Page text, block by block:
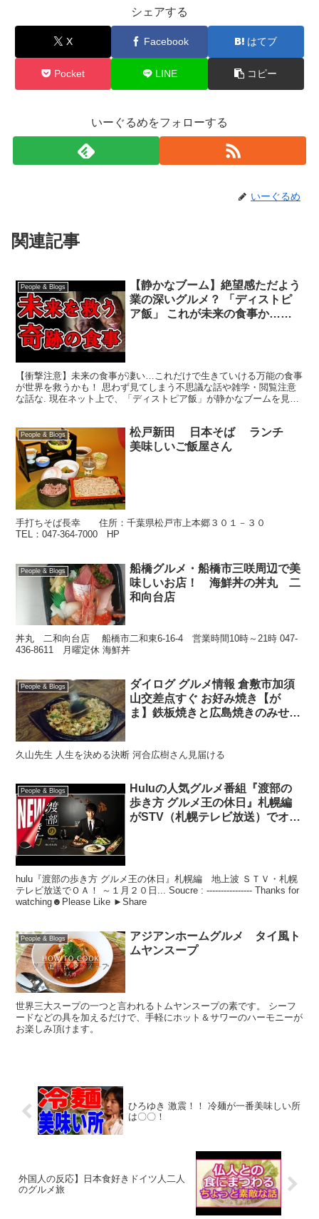
シェアする
X Facebook はてブ
Pocket LINE コピー
いーぐるめをフォローする
いーぐるめ
関連記事
People & Blogs
【静かなブーム】絶望感ただよう
業の深いグルメ？ 「ディストピ
ア飯」 これが未来の食事か……
【衝撃注意】未来の食事が凄い…これだけで生きていける万能の食事
が世界を救うかも！ 思わず見てしまう不思議な話や雑学・閲覧注意
な話な. 現在ネット上で、「ディストピア飯」が静かなブームを見せ
People & Blogs
松戸新田 日本そば ランチ
美味しいご飯屋さん
手打ちそば長幸 住所：千葉県松戸市上本郷３０１－３０
TEL：047-364-7000 HP
People & Blogs
船橋グルメ・船橋市三咲周辺で美
味しいお店！ 海鮮丼の丼丸 二
和向台店
丼丸 二和向台店 船橋市二和東6‐16‐4 営業時間10時～21時 047‐
436‐8611 月曜定休 海鮮丼
People & Blogs
ダイログ グルメ情報 倉敷市加須
山交差点すぐ お好み焼き【が
ま】鉄板焼きと広島焼きのみせ
久山先生 人生を決める決断 河合広樹さん見届ける
People & Blogs
Huluの人気グルメ番組『渡部の
歩き方 グルメ王の休日』札幌編
がSTV（札幌テレビ放送）でオン
hulu『渡部の歩き方 グルメ王の休日』札幌編 地上波 ＳＴＶ・札幌
テレビ放送でＯＡ！ ～１月２０日... Soucre : ---------------- Thanks for
watching☻Please Like ►Share
People & Blogs
アジアンホームグルメ タイ風ト
ムヤンスープ
世界三大スープの一つと言われるトムヤンスープの素です。 シーフ
ードなどの具を加えるだけで、手軽にホット＆サワーのハーモニーが
お楽しみ頂けます。
ひろゆき 激震！！ 冷麺が一番美味しい所
は〇〇！
外国人の反応】日本食好きドイツ人二人
のグルメ旅